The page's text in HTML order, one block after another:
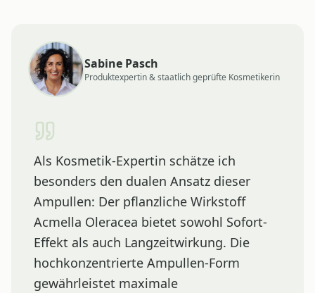
Sabine Pasch
Produktexpertin & staatlich geprüfte Kosmetikerin
Als Kosmetik-Expertin schätze ich
besonders den dualen Ansatz dieser
Ampullen: Der pflanzliche Wirkstoff
Acmella Oleracea bietet sowohl Sofort-
Effekt als auch Langzeitwirkung. Die
hochkonzentrierte Ampullen-Form
gewährleistet maximale